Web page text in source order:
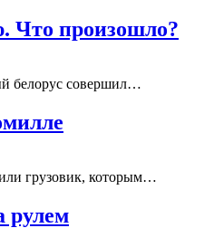
Что произошло?
белорус совершил…
грузовик, которым…
рулем